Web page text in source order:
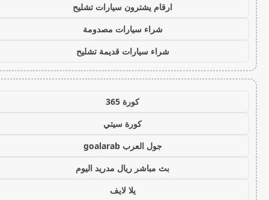
ارقام يشترون سيارات تشليح
شراء سيارات مصدومة
شراء سيارات قديمة تشليح
كورة 365
كورة سيتي
جول العرب goalarab
بث مباشر ريال مدريد اليوم
يلا لايف